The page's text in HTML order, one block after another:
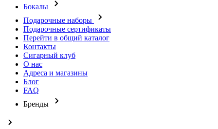
Бокалы
Подарочные наборы
Подарочные сертификаты
Перейти в общий каталог
Контакты
Сигарный клуб
О нас
Адреса и магазины
Блог
FAQ
Бренды